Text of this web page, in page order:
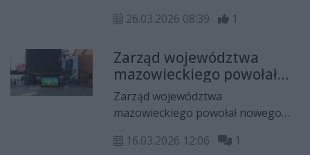
mazowieckiego, Jakub Kowalski.
26.03.2026 08:39 1
Zarząd województwa
mazowieckiego powołał
nowego dyrektora
radomskiej "Elektrowni"
Zarząd województwa
mazowieckiego powołał nowego
Sztuki Współczesnej "Elektrownia".
16.03.2026 12:06 1